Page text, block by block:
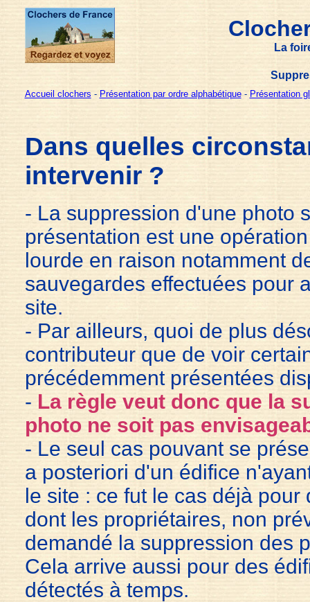
La
Accueil clochers - Présentation par ordre alphabétique- Présentation
Dans quelles
intervenir ?
- La suppression d'une photo
présentation est une
lourde en raison notamment
sauvegardes effectuées pour
site.
- Par ailleurs, quoi de plus
contributeur que de voir
précédemment présentées
- La règle veut donc que la
photo ne soit pas
- Le seul cas pouvant se
a posteriori d'un édifice
le site : ce fut le cas déjà pour
dont les propriétaires, non
demandé la suppression des
Cela arrive aussi pour des
détectés à temps.